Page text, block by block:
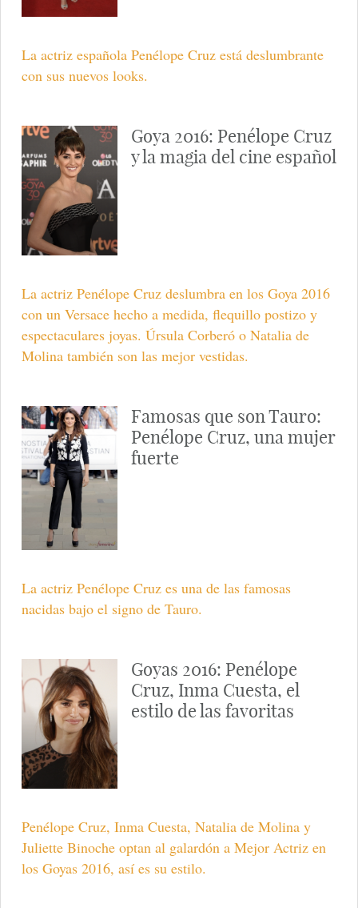
La actriz española Penélope Cruz está deslumbrante
con sus nuevos looks.
Goya 2016: Penélope Cruz
y la magia del cine español
La actriz Penélope Cruz deslumbra en los Goya 2016
con un Versace hecho a medida, flequillo postizo y
espectaculares joyas. Úrsula Corberó o Natalia de
Molina también son las mejor vestidas.
Famosas que son Tauro:
Penélope Cruz, una mujer
fuerte
La actriz Penélope Cruz es una de las famosas
nacidas bajo el signo de Tauro.
Goyas 2016: Penélope
Cruz, Inma Cuesta, el
estilo de las favoritas
Penélope Cruz, Inma Cuesta, Natalia de Molina y
Juliette Binoche optan al galardón a Mejor Actriz en
los Goyas 2016, así es su estilo.